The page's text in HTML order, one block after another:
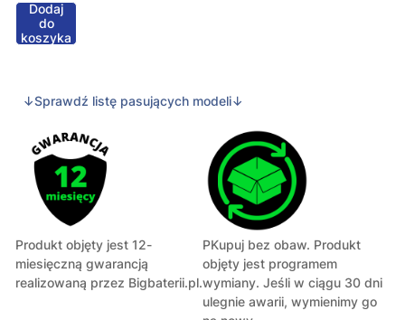
Dodaj
do
koszyka
↓Sprawdź listę pasujących modeli↓
Produkt objęty jest 12-
miesięczną gwarancją
realizowaną przez Bigbaterii.pl.
PKupuj bez obaw. Produkt
objęty jest programem
wymiany. Jeśli w ciągu 30 dni
ulegnie awarii, wymienimy go